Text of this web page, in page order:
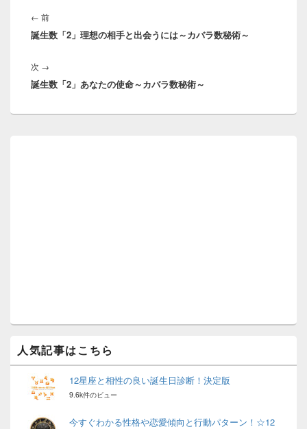
稿
ナ
ゲ
ー
シ
← 前前
の
誕生数「2」理想の相手と出会うには～カバラ数秘術～
次 →
の
稿:
誕生数「2」あなたの使命～カバラ数秘術～
リ
人気記事はこちら
12星座と相性の良い誕生日診断！決定版
9.6k件のビュー
今すぐわかる性格や恋愛傾向と行動パターン！☆12